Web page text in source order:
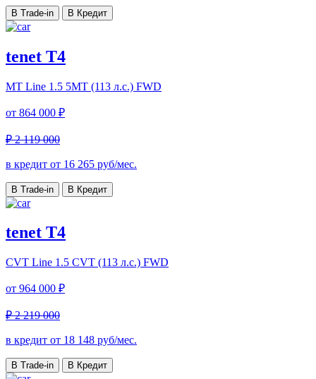
В Trade-in В Кредит
tenet T4
MT Line 1.5 5MT (113 л.с.) FWD
от 864 000 ₽
₽ 2 119 000
в кредит от 16 265 руб/мес.
В Trade-in В Кредит
tenet T4
CVT Line 1.5 CVT (113 л.с.) FWD
от 964 000 ₽
₽ 2 219 000
в кредит от 18 148 руб/мес.
В Trade-in В Кредит